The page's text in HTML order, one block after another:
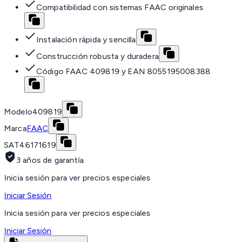
Compatibilidad con sistemas FAAC originales
Instalación rápida y sencilla
Construcción robusta y duradera
Código FAAC 409819 y EAN 8055195008388
Modelo409819
MarcaFAAC
SAT46171619
3 años de garantía
Inicia sesión para ver precios especiales
Iniciar Sesión
Inicia sesión para ver precios especiales
Iniciar Sesión